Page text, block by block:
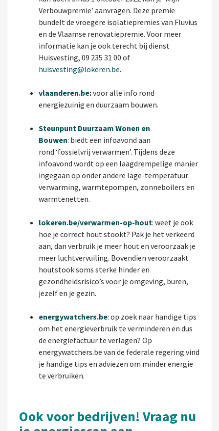
Verbouwpremie’ aanvragen. Deze premie
bundelt de vroegere isolatiepremies van Fluvius
en de Vlaamse renovatiepremie. Voor meer
informatie kan je ook terecht bij dienst
Huisvesting, 09 235 31 00 of
huisvesting@lokeren.be.
vlaanderen.be:voor alle info rond
energiezuinig en duurzaam bouwen.
Steunpunt Duurzaam Wonen en
Bouwen: biedt een infoavond aan
rond ‘fossielvrij verwarmen’. Tijdens deze
infoavond wordt op een laagdrempelige manier
ingegaan op onder andere lage-temperatuur
verwarming, warmtepompen, zonneboilers en
warmtenetten.
lokeren.be/verwarmen-op-hout: weet je ook
hoe je correct hout stookt? Pak je het verkeerd
aan, dan verbruik je meer hout en veroorzaak je
meer luchtvervuiling. Bovendien veroorzaakt
houtstook soms sterke hinder en
gezondheidsrisico’s voor je omgeving, buren,
jezelf en je gezin.
energywatchers.be: op zoek naar handige tips
om het energieverbruik te verminderen en dus
de energiefactuur te verlagen? Op
energywatchers.be van de federale regering vind
je handige tips en adviezen om minder energie
te verbruiken.
Ook voor bedrijven! Vraag nu